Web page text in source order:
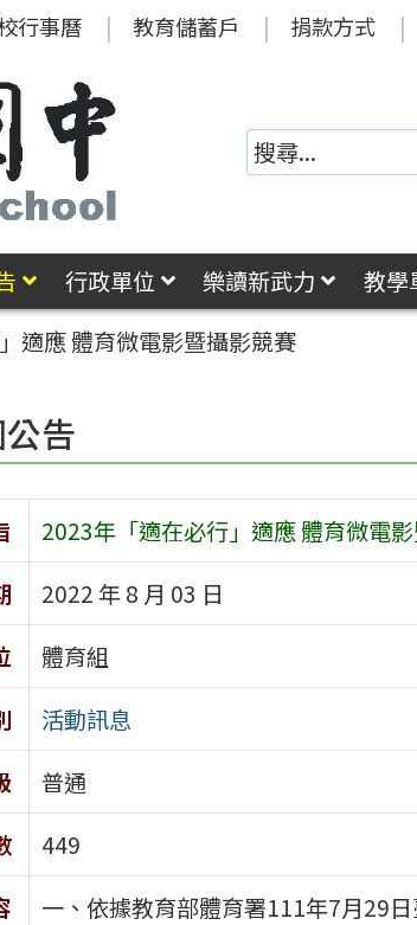
行事曆 教育儲蓄戶 捐款方式
行政單位 樂讀新武力 教學
適應 體育微電影暨攝影競賽
告
2023年「適在必行」適應 體育微電
2022 年 8 月 03 日
體育組
活動訊息
普通
449
一、依據教育部體育署111年7月29